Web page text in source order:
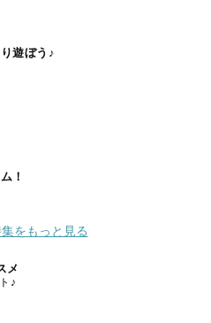
遊ぼう♪
！
をもっと見る
メ
♪